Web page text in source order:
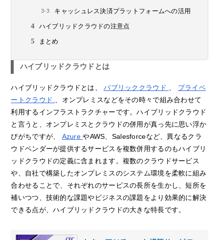
キャッシュレス決済プラットフォームへの活用
ハイブリッドクラウドの注意点
まとめ
ハイブリッドクラウドとは
ハイブリッドクラウドとは、パブリッククラウド
プライベ
ートクラウド
、オンプレミスなどをその時々で組み合わせて
利用するインフラストラクチャーです。ハイブリッドクラウド
と言うと、オンプレミスとクラウドの併用が真っ先に思い浮か
びがちですが、 AzureやAWS、Salesforceなど、異なるクラ
ウドベンダーが提供するサービスを複数併用するのもハイブリ
ッドクラウドの定義に含まれます。複数のクラウドサービス
や、自社で構築したオンプレミスのシステム環境を柔軟に組み
合わせることで、それぞれのサービスの長所を生かし、短所を
補いつつ、技術的な課題やビジネスの課題をより効果的に解決
できる点が、ハイブリッドクラウドの大きな特長です。